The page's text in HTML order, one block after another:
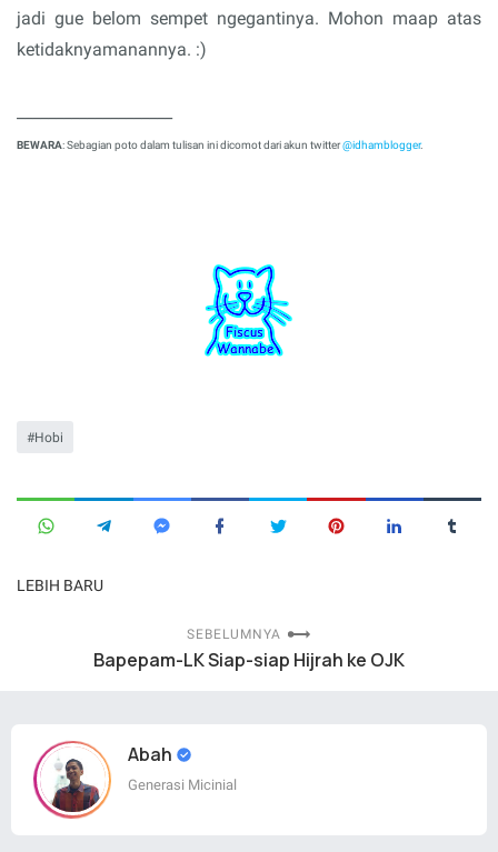
jadi gue belom sempet ngegantinya. Mohon maap atas
ketidaknyamanannya. :)
BEWARA: Sebagian poto dalam tulisan ini dicomot dari akun twitter@idhamblogger.
Hobi
LEBIH BARU
SEBELUMNYA
Bapepam-LK Siap-siap Hijrah ke OJK
Abah
Generasi Micinial